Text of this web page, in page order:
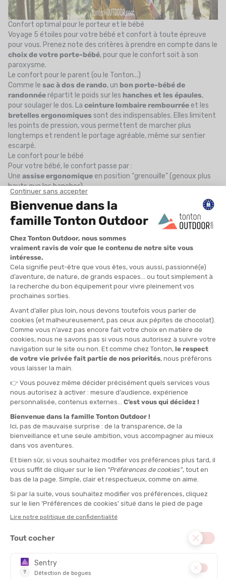
Confort optimal pour le porteur et le bébé
Voyage 5 étoiles pour votre bébé et confort à toute épreuve
pour vous. Prenez note des critères à prendre en compte dans le
choix de votre porte-bébé, pour que le confort soit à son
paroxysme.
Le confort pour le parent (ou le Tonton...)
Comme le sac à dos de rando, un bon porte-bébé de
randonnée répartit le poids sur les hanches et les épaules,
pour soulager le dos. La ceinture lombaire rembourrée et les
bretelles ergonomiques sont des indispensables. Elles limitent
les points de pression, vous permettent de marcher plus
longtemps et rendent le portage agréable, même sur sentier
escarpé.
Le confort pour le bébé
Pour votre bébé, le confort passe par :
Une assise ergonomique en position “grenouille” (genoux plus
hauts que les hanches)
Unsiège réglable en hauteur
la boucle de sécurité
Des repose-piedspour favoriser la circulation sanguine
Uneventilation optimale, grâce à un dos en mesh ou un
système type AirSpeed (comme chez Osprey)
Un bébé bien installé, c’est une randonnée sans pleurs… et pleine
de sourires.
Sécurité du porte-bébé
Le porte-bébé doit aussi répondre à desnormes de
sécuritétrès strictes, et être suffisammentstablepour ne pas
voir le danger venir.
La sécurité des matériaux
Lasécurité des matériauxest un point non négociable. Optez
pour des tissus sans PFC,hypoallergéniques, et idéalement
. Ces garanties assurent que le contact
prolongé avec la peau de bébé ne présente aucun danger.
Unharnais 5 points, comme celui qu’on retrouve sur les
maintenir bébé bien en place
. Le cadre doit également être
Les modèles Deuter ou Osprey sont souvent plébiscités pour
leur robustesse et leur sécurité.